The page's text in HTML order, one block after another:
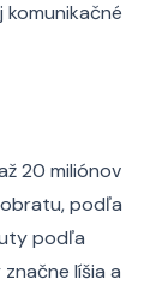
komunikačné
20 miliónov
podľa
podľa
líšia a